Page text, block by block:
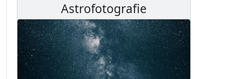
Astrofotografie